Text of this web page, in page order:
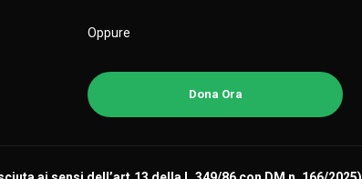
Oppure
Dona Ora